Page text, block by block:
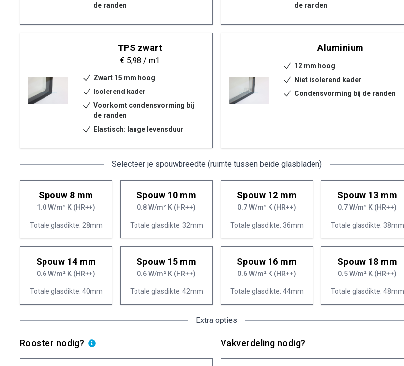
de randen
de randen
TPS zwart
€ 5,98 / m1
Zwart 15 mm hoog
Isolerend kader
Voorkomt condensvorming bij
de randen
Elastisch: lange levensduur
Aluminium
12 mm hoog
Niet isolerend kader
Condensvorming bij de randen
Selecteer je spouwbreedte (ruimte tussen beide glasbladen)
Spouw 8 mm
1.0 W/m² K (HR++)
Totale glasdikte: 28mm
Spouw 10 mm
0.8 W/m² K (HR++)
Totale glasdikte: 32mm
Spouw 12 mm
0.7 W/m² K (HR++)
Totale glasdikte: 36mm
Spouw 13 mm
0.7 W/m² K (HR++)
Totale glasdikte: 38mm
Spouw 14 mm
0.6 W/m² K (HR++)
Totale glasdikte: 40mm
Spouw 15 mm
0.6 W/m² K (HR++)
Totale glasdikte: 42mm
Spouw 16 mm
0.6 W/m² K (HR++)
Totale glasdikte: 44mm
Spouw 18 mm
0.5 W/m² K (HR++)
Totale glasdikte: 48mm
Extra opties
Rooster nodig? Vakverdeling nodig?